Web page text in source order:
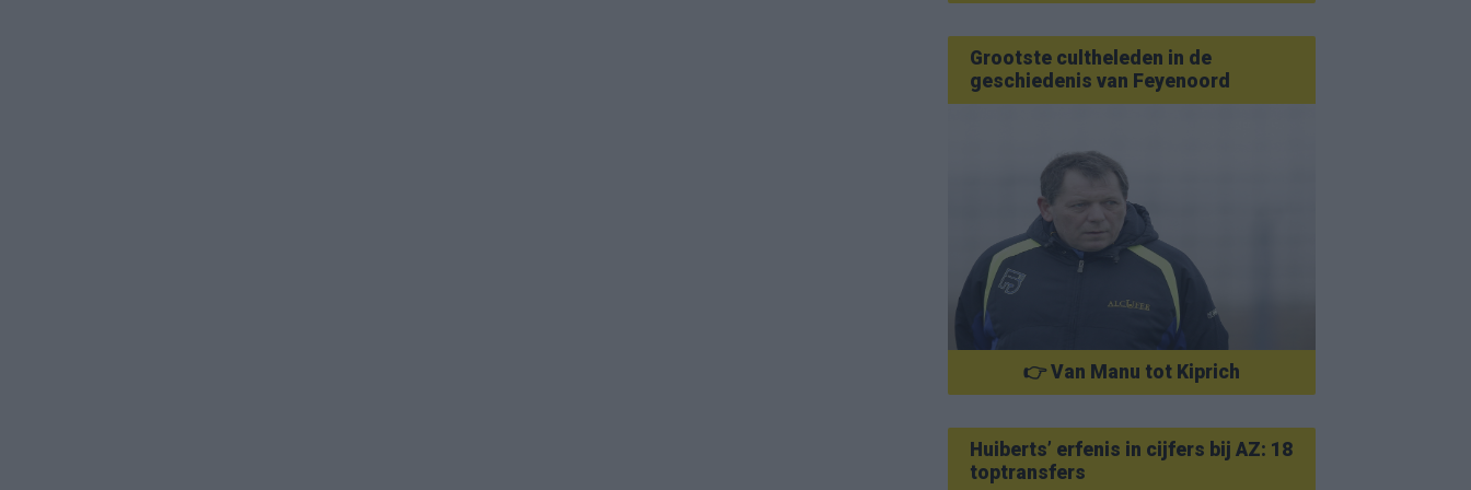
Grootste cultheleden in de
geschiedenis van Feyenoord
👉 Van Manu tot Kiprich
Huiberts’ erfenis in cijfers bij AZ: 18
toptransfers